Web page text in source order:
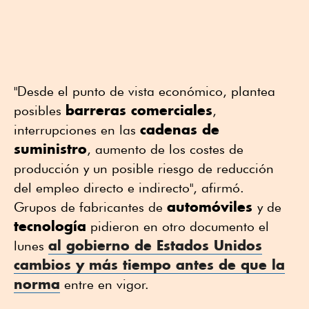
"Desde el punto de vista económico, plantea
posibles barreras comerciales,
interrupciones en las cadenas de
suministro, aumento de los costes de
producción y un posible riesgo de reducción
del empleo directo e indirecto", afirmó.
Grupos de fabricantes de automóviles y de
tecnología pidieron en otro documento el
lunes al gobierno de Estados Unidos
cambios y más tiempo antes de que la
norma entre en vigor.